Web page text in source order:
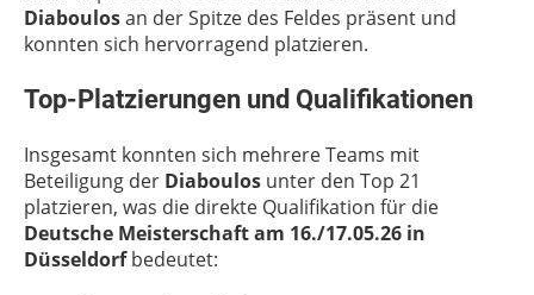
Diaboulosan der Spitze des Feldes präsent und
konnten sich hervorragend platzieren.
Top-Platzierungen und Qualifikationen
Insgesamt konnten sich mehrere Teams mit
Beteiligung der Diaboulos unter den Top 21
platzieren, was die direkte Qualifikation für die
Deutsche Meisterschaft am 16./17.05.26 in
Düsseldorfbedeutet: